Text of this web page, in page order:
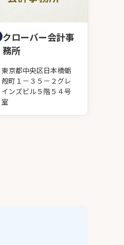
クローバー会計事
務所
東京都中央区日本橋蛎
殻町１－３５－２グレ
インズビル５階５４号
室